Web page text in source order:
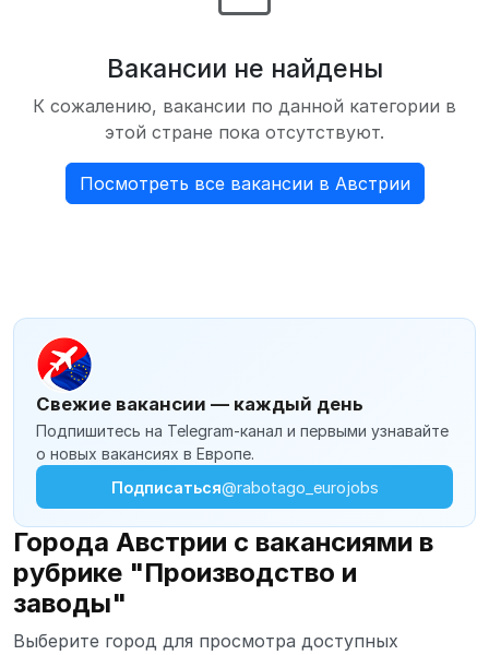
Вакансии не найдены
К сожалению, вакансии по данной категории в
этой стране пока отсутствуют.
Посмотреть все вакансии в Австрии
Свежие вакансии — каждый день
Подпишитесь на Telegram-канал и первыми узнавайте
о новых вакансиях в Европе.
Подписаться@rabotago_eurojobs
Города Австрии с вакансиями в
рубрике "Производство и
заводы"
Выберите город для просмотра доступных